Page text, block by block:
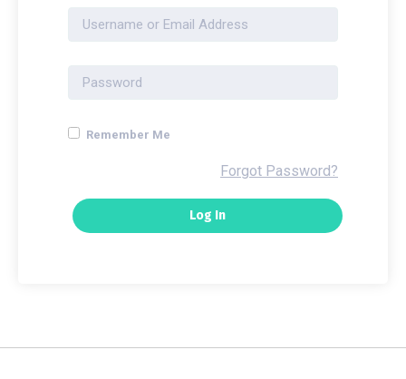
Remember Me
Forgot Password?